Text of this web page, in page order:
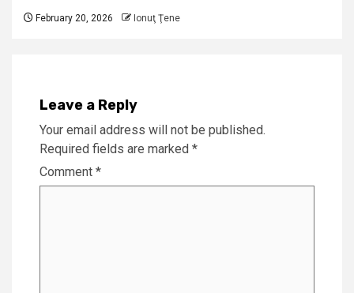
February 20, 2026 Ionuţ Ţene
Leave a Reply
Your email address will not be published.
Required fields are marked *
Comment *